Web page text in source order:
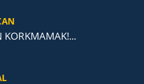
KORKMAMAK!...